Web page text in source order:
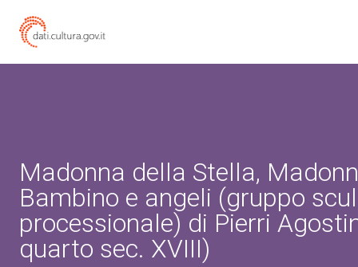
Madonna della Stella,
Bambino e angeli (gruppo
processionale) di Pierri
quarto sec. XVIII)